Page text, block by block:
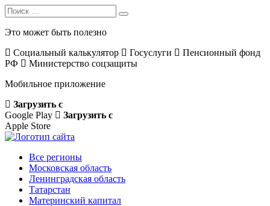
Search
for:
Search
Это может быть полезно
Социальный калькулятор
Госуслуги
Пенсионный фонд
РФ
Министерство соцзащиты
Мобильное приложение
Загрузить с
Google Play
Загрузить с
Apple Store
Все регионы
Московская область
Ленинградская область
Татарстан
Материнский капитал